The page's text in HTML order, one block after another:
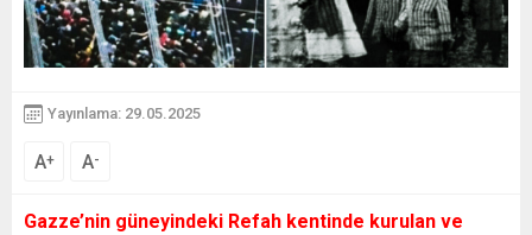
Yayınlama: 29.05.2025
A+ A-
Gazze’nin güneyindeki Refah kentinde kurulan ve